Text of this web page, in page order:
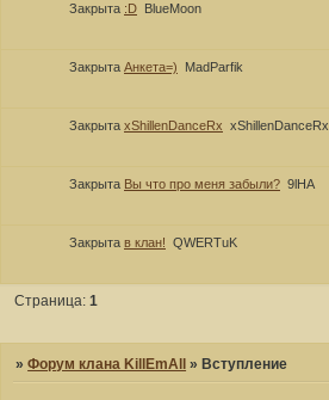
Закрыта :D BlueMoon
Закрыта Анкета=)
MadParfik
Закрыта xShillenDanceRx xShillenDanceRx
Закрыта Вы что про меня забыли? 9lHA
Закрыта в клан! QWERTuK
Страница:1
»Форум клана KillEmAll »Вступление